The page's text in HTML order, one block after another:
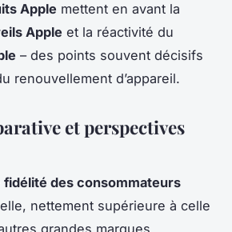
Apple mettent en avant la
Apple et la réactivité du
– des points souvent décisifs
renouvellement d’appareil.
et perspectives
fidélité des consommateurs
nettement supérieure à celle